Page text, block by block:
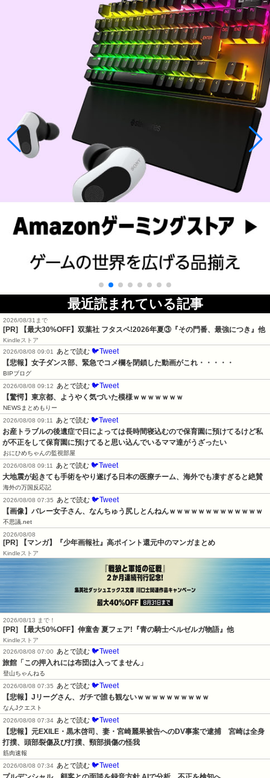
最近読まれている記事
2026/08/31まで
[PR] 【最大30%OFF】双葉社 フタスペ!2026年夏③『その門番、最強につき』他
Kindleストア
2026/08/08 09:01
あとで読む 🐦Tweet
【悲報】女子ダンス部、緊急でコメ欄を閉鎖した動画がこれ・・・・・
BIPブログ
2026/08/08 09:12
あとで読む 🐦Tweet
【驚愕】東京都、ようやく気づいた模様ｗｗｗｗｗｗｗ
NEWSまとめもりー
2026/08/08 09:11
あとで読む 🐦Tweet
お産トラブルの後遺症で日によっては長時間寝込むので保育園に預けてるけど私
が不正をして保育園に預けてると思い込んでいるママ達がうざったい
おにひめちゃんの監視部屋
2026/08/08 09:11
あとで読む 🐦Tweet
大地震が起きても手術をやり遂げる日本の医療チーム、海外でも凄すぎると絶賛
海外の万国反応記
2026/08/08 07:35
あとで読む 🐦Tweet
【画像】バレー女子さん、なんちゅう尻しとんねんｗｗｗｗｗｗｗｗｗｗｗｗｗ
不思議.net
2026/08/08
[PR] 【マンガ】『少年画報社』高ポイント還元中のマンガまとめ
Kindleストア
2026/08/13 まで！
[PR] 【最大50%OFF】伸童舎 夏フェア!『青の騎士ベルゼルガ物語』他
Kindleストア
2026/08/08 07:00
あとで読む 🐦Tweet
旅館「この押入れには布団は入ってません」
登山ちゃんねる
2026/08/08 07:35
あとで読む 🐦Tweet
【悲報】Jリーグさん、ガチで誰も観ないｗｗｗｗｗｗｗｗｗｗ
なんJクエスト
2026/08/08 07:34 あとで読む 🐦Tweet
【悲報】元EXILE・黒木啓司、妻・宮崎麗果被告へのDV事案で逮捕　宮崎は全身
打撲、頭部裂傷及び打撲、頸部損傷の怪我
筋肉速報
2026/08/08 07:34 あとで読む 🐦Tweet